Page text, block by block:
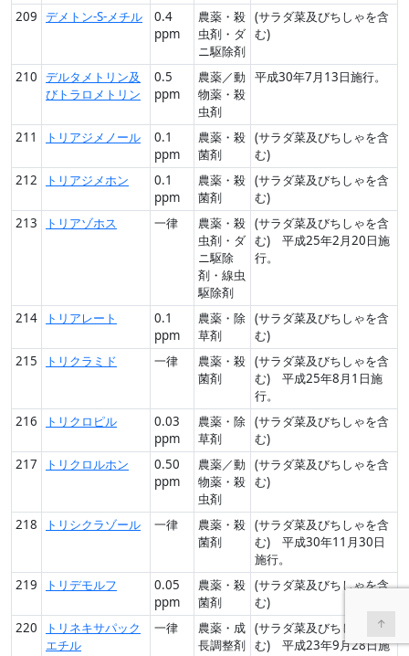
209 デメトン-S-メチル
0.4
ppm
農薬・殺
虫剤・ダ
ニ駆除剤
(サラダ菜及びちしゃを含
む)
210 デルタメトリン及
びトラロメトリン
0.5
ppm
農薬／動
物薬・殺
虫剤
平成30年7月13日施行。
211 トリアジメノール
0.1
ppm
農薬・殺
菌剤
(サラダ菜及びちしゃを含
む)
212
トリアジメホン
0.1
ppm
農薬・殺
菌剤
(サラダ菜及びちしゃを含
む)
213
トリアゾホス 一律
農薬・殺
虫剤・ダ
ニ駆除
剤・線虫
駆除剤
(サラダ菜及びちしゃを含
む) 平成25年2月20日施
行。
214 トリアレート
0.1
ppm
農薬・除
草剤
(サラダ菜及びちしゃを含
む)
215
トリクラミド 一律
農薬・殺
菌剤
(サラダ菜及びちしゃを含
む) 平成25年8月1日施
行。
216
トリクロピル
0.03
ppm
農薬・除
草剤
(サラダ菜及びちしゃを含
む)
217
トリクロルホン
0.50
ppm
農薬／動
物薬・殺
虫剤
(サラダ菜及びちしゃを含
む)
218 トリシクラゾール 一律
農薬・殺
菌剤
(サラダ菜及びちしゃを含
む) 平成30年11月30日
施行。
219
トリデモルフ
0.05
ppm
農薬・殺
菌剤
(サラダ菜及びちしゃを含
む)
220
トリネキサパック
エチル
一律
農薬・成
長調整剤
(サラダ菜及びちしゃを含
む) 平成23年9月28日施
↑